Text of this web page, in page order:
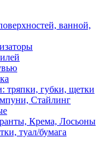
ванной,
тряпки, губки, щетки
Стайлинг
Крема, Лосьоны
туал/бумага